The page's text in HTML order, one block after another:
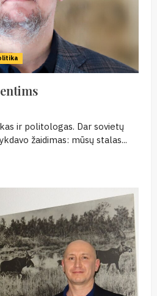
ir politologas. Dar sovietų
žaidimas: mūsų stalas...